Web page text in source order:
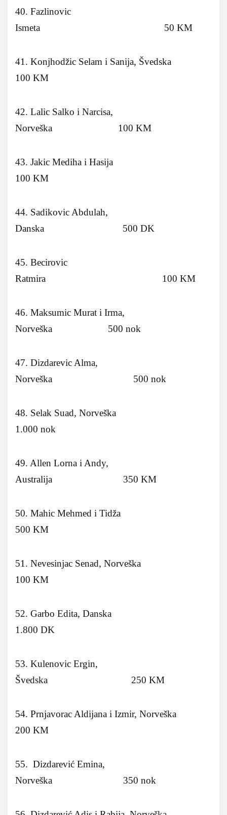
40. Fazlinovic
Ismeta 50 KM
41. Konjhodžic Selam i Sanija, Švedska
100 KM
42. Lalic Salko i Narcisa,
Norveška 100 KM
43. Jakic Mediha i Hasija
100 KM
44. Sadikovic Abdulah,
Danska 500 DK
45. Becirovic
Ratmira 100 KM
46. Maksumic Murat i Irma,
Norveška 500 nok
47. Dizdarevic Alma,
Norveška 500 nok
48. Selak Suad, Norveška
1.000 nok
49. Allen Lorna i Andy,
Australija 350 KM
50. Mahic Mehmed i Tidža
500 KM
51. Nevesinjac Senad, Norveška
100 KM
52. Garbo Edita, Danska
1.800 DK
53. Kulenovic Ergin,
Švedska 250 KM
54. Prnjavorac Aldijana i Izmir, Norveška
200 KM
55. Dizdarević Emina,
Norveška 350 nok